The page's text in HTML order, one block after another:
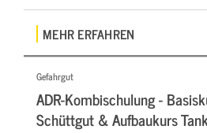
MEHR ERFAHREN
Gefahrgut
ADR-Kombischulung -
Schüttgut & Aufbaukurs